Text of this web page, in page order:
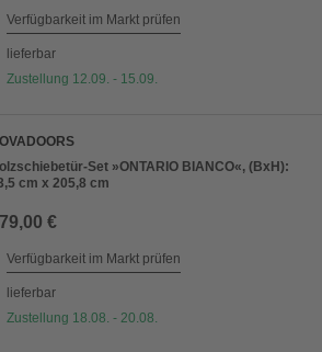
Verfügbarkeit im Markt prüfen
lieferbar
Zustellung 12.09. - 15.09.
Set »ONTARIO BIANCO«, (BxH):
cm x 205,8 cm
€
Verfügbarkeit im Markt prüfen
lieferbar
Zustellung 18.08. - 20.08.